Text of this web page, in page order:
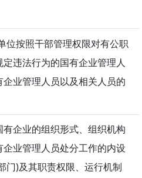
位按照干部管理权限对有公职
违法行为的国有企业管理人
业管理人员以及相关人员的
企业的组织形式、组织机构
业管理人员处分工作的内设
门)及其职责权限、运行机制